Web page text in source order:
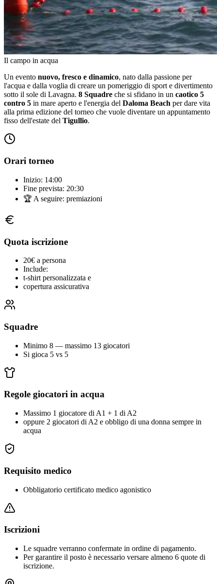
Il campo in acqua
Un evento nuovo, fresco e dinamico, nato dalla passione per
l'acqua e dalla voglia di creare un pomeriggio di sport e divertimento
sotto il sole di Lavagna. 8 Squadre che si sfidano in un caotico 5
contro 5 in mare aperto e l'energia del Daloma Beach per dare vita
alla prima edizione del torneo che vuole diventare un appuntamento
fisso dell'estate del Tigullio.
Orari torneo
Inizio: 14:00
Fine prevista: 20:30
🏆 A seguire: premiazioni
Quota iscrizione
20€ a persona
Include:
t-shirt personalizzata e
copertura assicurativa
Squadre
Minimo 8 — massimo 13 giocatori
Si gioca 5 vs 5
Regole giocatori in acqua
Massimo 1 giocatore di A1 + 1 di A2
oppure 2 giocatori di A2 e obbligo di una donna sempre in
acqua
Requisito medico
Obbligatorio certificato medico agonistico
Iscrizioni
Le squadre verranno confermate in ordine di pagamento.
Per garantire il posto è necessario versare almeno 6 quote di
iscrizione.